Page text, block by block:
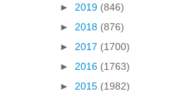
► 2019 (846)
► 2018 (876)
► 2017 (1700)
► 2016 (1763)
► 2015 (1982)